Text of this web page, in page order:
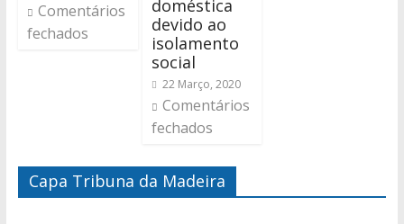
Comentários
fechados
doméstica
devido ao
isolamento
social
22 Março, 2020
Comentários
fechados
Capa Tribuna da Madeira